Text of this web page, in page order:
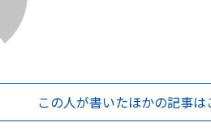
この人が書いたほかの記事は